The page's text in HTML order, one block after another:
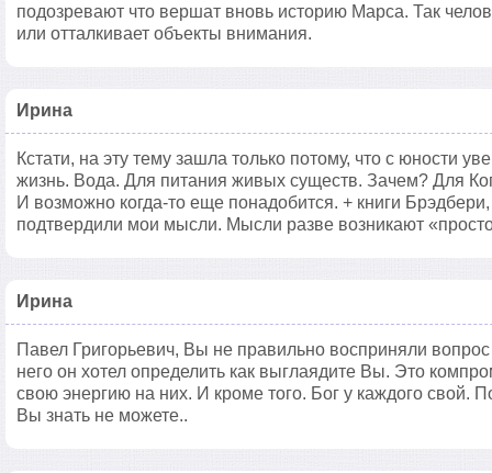
подозревают что вершат вновь историю Марса. Так
или отталкивает объекты внимания.
Ирина
Кстати, на эту тему зашла только потому, что с юности
жизнь. Вода. Для питания живых существ. Зачем? Для
И возможно когда-то еще понадобится. + книги
подтвердили мои мысли. Мысли разве возникают
Ирина
Павел Григорьевич, Вы не правильно восприняли
него он хотел определить как выглаядите Вы. Это
свою энергию на них. И кроме того. Бог у каждого свой.
Вы знать не можете..